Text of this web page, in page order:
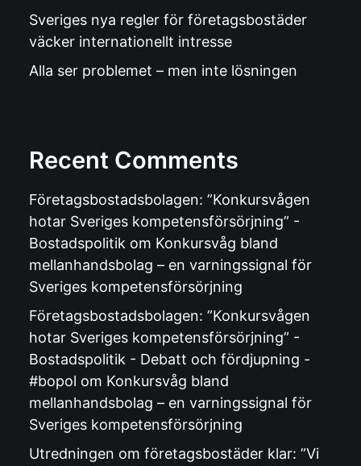
Sveriges nya regler för företagsbostäder
väcker internationellt intresse
Alla ser problemet – men inte lösningen
Recent Comments
Företagsbostadsbolagen: ”Konkursvågen
hotar Sveriges kompetensförsörjning” -
Bostadspolitik om Konkursvåg bland
mellanhandsbolag – en varningssignal för
Sveriges kompetensförsörjning
Företagsbostadsbolagen: ”Konkursvågen
hotar Sveriges kompetensförsörjning” -
Bostadspolitik - Debatt och fördjupning -
#bopol om Konkursvåg bland
mellanhandsbolag – en varningssignal för
Sveriges kompetensförsörjning
Utredningen om företagsbostäder klar: ”Vi